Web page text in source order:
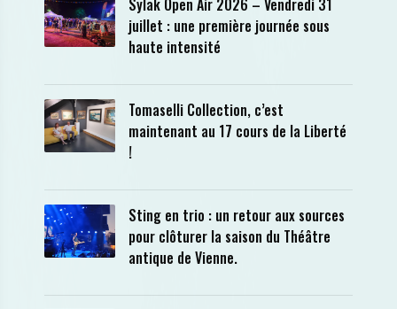
Sylak Open Air 2026 – Vendredi 31
juillet : une première journée sous
haute intensité
Tomaselli Collection, c’est
maintenant au 17 cours de la Liberté
!
Sting en trio : un retour aux sources
pour clôturer la saison du Théâtre
antique de Vienne.